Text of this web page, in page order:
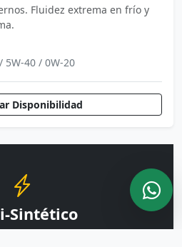
Fluidez extrema en frío y
5W-40 / 0W-20
Disponibilidad
Sintético